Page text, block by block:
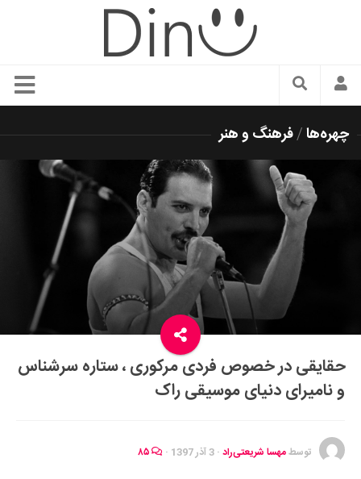
سبک زندگی
زیبایی و آرایش
شیک پوشی
دکوراسیون و چیدمان
غذا
رستوران گردی
آشپزی
سفر و گردشگری
ایران گردی
جهان گردی
موفقیت و مهارت‌های فردی
چهره‌ها/فرهنگ و هنر
حقایقی در خصوص فردی مرکوری ، ستاره سرشناس
و نامیرای دنیای موسیقی راک
توسطمهسا شریعتی‌راد · 3 آذر 1397 ·